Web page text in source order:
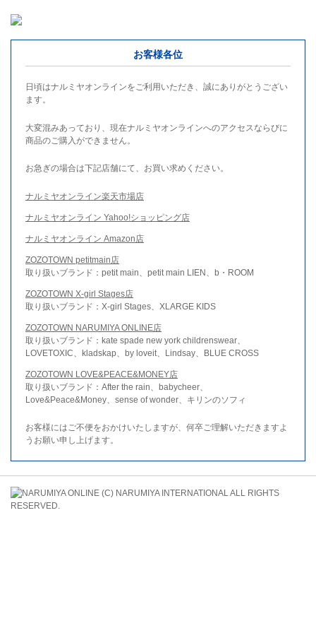
お客様各位
日頃はナルミヤオンラインをご利用いただき、誠にありがとうござい
ます。
大変混みあっており、現在ナルミヤオンラインへのアクセスならびに
商品のご購入ができません。
お急ぎの場合は下記店舗にて、お買い求めください。
ナルミヤオンライン楽天市場店
ナルミヤオンライン Yahoo!ショッピング店
ナルミヤオンライン Amazon店
ZOZOTOWN petitmain店
取り扱いブランド：petit main、petit main LIEN、b・ROOM
ZOZOTOWN X-girl Stages店
取り扱いブランド：X-girl Stages、XLARGE KIDS
ZOZOTOWN NARUMIYA ONLINE店
取り扱いブランド：kate spade new york childrenswear、
LOVETOXIC、kladskap、by loveit、Lindsay、BLUE CROSS
ZOZOTOWN LOVE&PEACE&MONEY店
取り扱いブランド：After the rain、babycheer、
Love&Peace&Money、sense of wonder、キリンのソフィ
お客様にはご不便をおかけいたしますが、何卒ご理解いただきますよ
うお願い申し上げます。